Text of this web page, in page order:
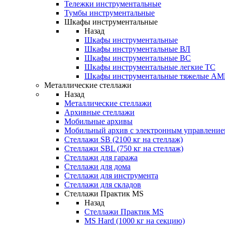
Тележки инструментальные
Тумбы инструментальные
Шкафы инструментальные
Назад
Шкафы инструментальные
Шкафы инструментальные ВЛ
Шкафы инструментальные ВС
Шкафы инструментальные легкие ТС
Шкафы инструментальные тяжелые
Металлические стеллажи
Назад
Металлические стеллажи
Архивные стеллажи
Мобильные архивы
Мобильный архив с электронным
Стеллажи SB (2100 кг на стеллаж)
Стеллажи SBL (750 кг на стеллаж)
Стеллажи для гаража
Стеллажи для дома
Стеллажи для инструмента
Стеллажи для складов
Стеллажи Практик MS
Назад
Стеллажи Практик MS
MS Hard (1000 кг на секцию)